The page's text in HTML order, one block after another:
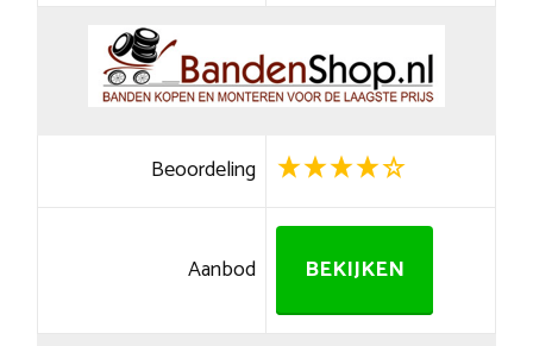
Beoordeling
Aanbod BEKIJKEN